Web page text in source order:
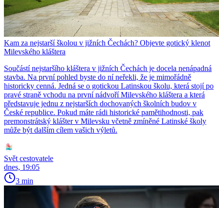
Kam za nejstarší školou v jižních Čechách? Objevte gotický klenot
Milevského kláštera
Součástí nejstaršího kláštera v jižních Čechách je docela nenápadná
stavba. Na první pohled byste do ní neřekli, že je mimořádně
historicky cenná. Jedná se o gotickou Latinskou školu, která stojí po
pravé straně vchodu na první nádvoří Milevského kláštera a která
představuje jednu z nejstarších dochovaných školních budov v
České republice. Pokud máte rádi historické pamětihodnosti, pak
premonstrátský klášter v Milevsku včetně zmíněné Latinské školy
může být dalším cílem vašich výletů.
Svět cestovatele
dnes, 19:05
3 min